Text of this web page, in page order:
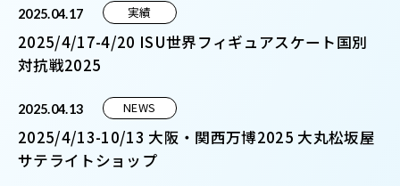
2025.04.17 実績
2025/4/17-4/20 ISU世界フィギュアスケート国別
対抗戦2025
2025.04.13 NEWS
2025/4/13-10/13 大阪・関西万博2025 大丸松坂屋
サテライトショップ